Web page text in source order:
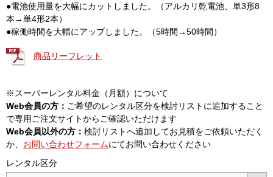
●電池使用量を大幅にカットしました。（アルカリ乾電池、単3形8
本→単4形2本）
●稼働時間を大幅にアップしました。（5時間→50時間）
商品リーフレット
※スーパーレンタル料金（月額）について
Web会員の方： ご希望のレンタル区分を検討リストに追加すること
で専用ご注文サイトからご確認いただけます
Web会員以外の方： 検討リストへ追加してお見積をご依頼いただく
か、 お問い合わせフォームにてお問い合わせください
レンタル区分